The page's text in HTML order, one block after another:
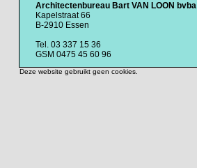
Architectenbureau Bart VAN LOON bvba
Kapelstraat 66
B-2910 Essen
Tel. 03 337 15 36
GSM 0475 45 60 96
Deze website gebruikt geen cookies.